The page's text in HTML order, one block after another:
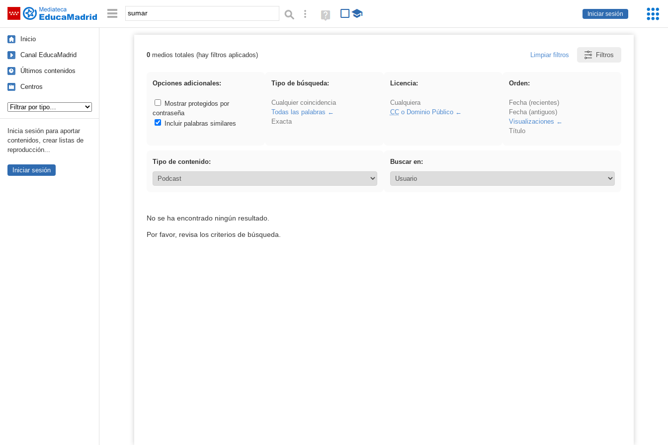
Saltar navegación
Iniciar sesión
Palabra o frase: Búsqueda avanzada
Ayuda
(en
Inicio
Canal EducaMadrid
Últimos contenidos
Centros
Inicia sesión para aportar
contenidos, crear listas de
reproducción...
Iniciar sesión
Resultados de: sumar
0medios totales (hay filtros aplicados) Limpiar filtros Filtros
Opciones adicionales:
Mostrar protegidos por
contraseña
Incluir palabras similares
Tipo de búsqueda:
Cualquier coincidencia
Todas las palabras
Exacta
Licencia:
Cualquiera
CCo Dominio Público
Orden:
Fecha (recientes)
Fecha (antiguos)
Visualizaciones
Título
Tipo de contenido: Buscar en:
No se ha encontrado ningún resultado.
Por favor, revisa los criterios de búsqueda.